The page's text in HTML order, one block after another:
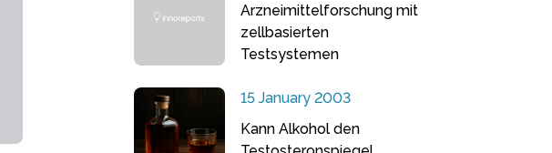
Arzneimittelforschung mit
zellbasierten
Testsystemen
15 January 2003
Kann Alkohol den